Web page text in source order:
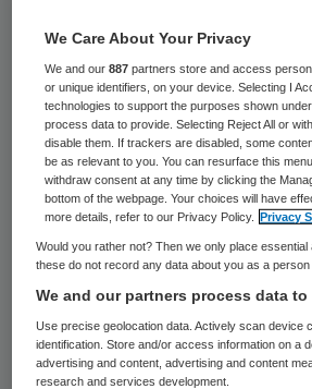
onvoldoende deskundig
werk.
Verloop
De werknemers zouden de
cliënten van wie een deel
verstandelijke beperking
kunnen begeleiden en niet in
duidelijke grenzen aan te
groot verloop onder het
We Care About Your Privacy
We and our887 partners store and access
or unique identifiers, on your device. Selecting I
technologies to support the purposes shown
process data to provide. Selecting Reject All or
disable them. If trackers are disabled, some
be as relevant to you. You can resurface this
withdraw consent at any time by clicking the
bottom of the webpage. Your choices will have
more details, refer to our Privacy Policy.
Privacy
Would you rather not? Then we only place essential
these do not record any data about you as a person
We and our partners process data
Use precise geolocation data. Actively scan device
identification. Store and/or access information on a
advertising and content, advertising and content
research and services development.